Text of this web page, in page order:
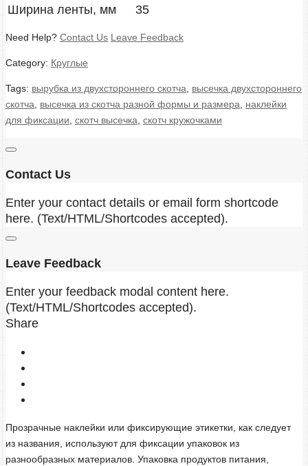
Ширина ленты, мм
35
Need Help? Contact Us Leave Feedback
Category: Круглые
Tags: вырубка из двухстороннего скотча
высечка двухстороннего
скотча
высечка из скотча разной формы и размера
наклейки
для фиксации скотч высечка скотч кружочками
Contact Us
Enter your contact details or email form shortcode
here. (Text/HTML/Shortcodes accepted).
Leave Feedback
Enter your feedback modal content here.
(Text/HTML/Shortcodes accepted).
Share
Прозрачные наклейки или фиксирующие этикетки, как следует
из названия, используют для фиксации упаковок из
разнообразных материалов. Упаковка продуктов питания,